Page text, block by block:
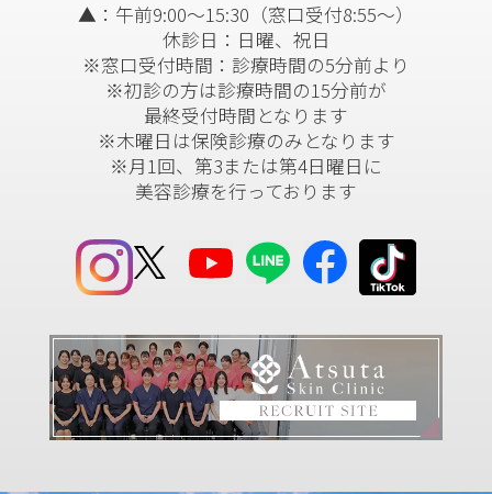
▲：午前9:00～15:30 （窓口受付8:55～）
休診日：日曜、祝日
※窓口受付時間：診療時間の5分前より
※初診の方は診療時間の15分前が
最終受付時間となります
※木曜日は保険診療のみとなります
※月1回、第3または第4日曜日に
美容診療を行っております